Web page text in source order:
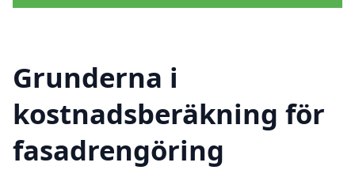
Grunderna i
kostnadsberäkning för
fasadrengöring